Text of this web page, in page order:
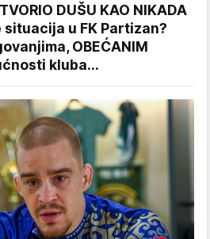
DUŠU KAO NIKADA
situacija u FK Partizan?
OBEĆANIM
kluba...